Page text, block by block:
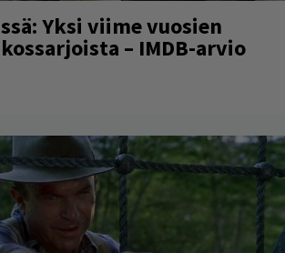
Yksi viime vuosien
– IMDB-arvio